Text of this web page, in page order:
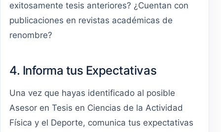
exitosamente tesis anteriores? ¿Cuentan con
publicaciones en revistas académicas de
renombre?
4. Informa tus Expectativas
Una vez que hayas identificado al posible
Asesor en Tesis en Ciencias de la Actividad
Física y el Deporte, comunica tus expectativas